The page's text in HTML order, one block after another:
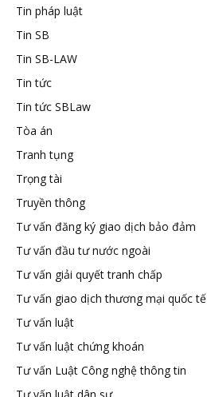
Tin pháp luật
Tin SB
Tin SB-LAW
Tin tức
Tin tức SBLaw
Tòa án
Tranh tụng
Trọng tài
Truyền thông
Tư vấn đăng ký giao dịch bảo đảm
Tư vấn đầu tư nước ngoài
Tư vấn giải quyết tranh chấp
Tư vấn giao dịch thương mại quốc tế
Tư vấn luật
Tư vấn luật chứng khoán
Tư vấn Luật Công nghệ thông tin